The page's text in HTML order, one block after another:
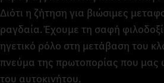
Διότι η ζήτηση για βιώσιμες
ραγδαία. Έχουμε τη σαφή
ηγετικό ρόλο στη μετάβαση του
πνεύμα της πρωτοπορίας που μας
του αυτοκινήτου.